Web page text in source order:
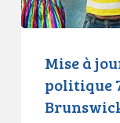
713
du
Brunswick
poursuit
Mise à
politique